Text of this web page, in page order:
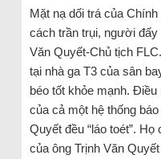
Mặt nạ dối trá của
cách trần trụi, người đấy
Văn Quyết-Chủ tịch
tại nhà ga T3 của sân
béo tốt khỏe mạnh.
của cả một hệ thống
Quyết đều “láo toét”.
của ông Trịnh Văn